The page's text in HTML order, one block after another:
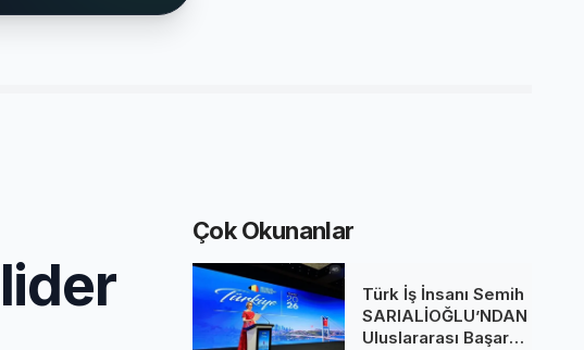
Çok Okunanlar
Türk İş İnsanı Semih
SARIALİOĞLU’NDAN
Uluslararası Başarı: